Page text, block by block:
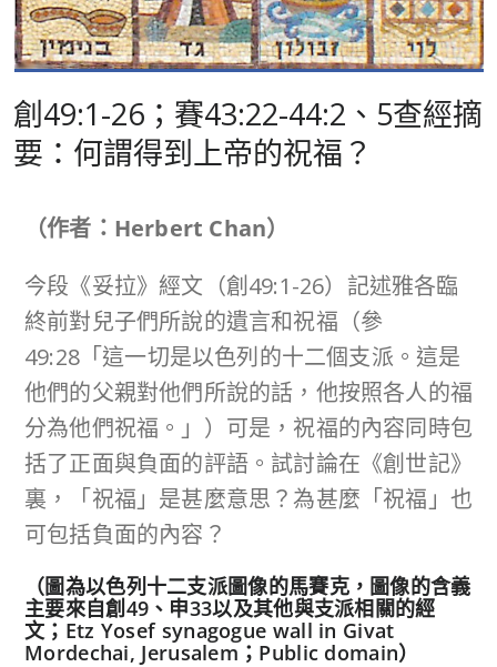
創49:1-26；賽43:22-44:2、5查經摘
要：何謂得到上帝的祝福？
（作者：Herbert Chan）
今段《妥拉》經文（創49:1-26）記述雅各臨
終前對兒子們所說的遺言和祝福（參
49:28「這一切是以色列的十二個支派。這是
他們的父親對他們所說的話，他按照各人的福
分為他們祝福。」）可是，祝福的內容同時包
括了正面與負面的評語。試討論在《創世記》
裏，「祝福」是甚麼意思？為甚麼「祝福」也
可包括負面的內容？
（圖為以色列十二支派圖像的馬賽克，圖像的含義
主要來自創49、申33以及其他與支派相關的經
文；Etz Yosef synagogue wall in Givat
Mordechai, Jerusalem；Public domain）